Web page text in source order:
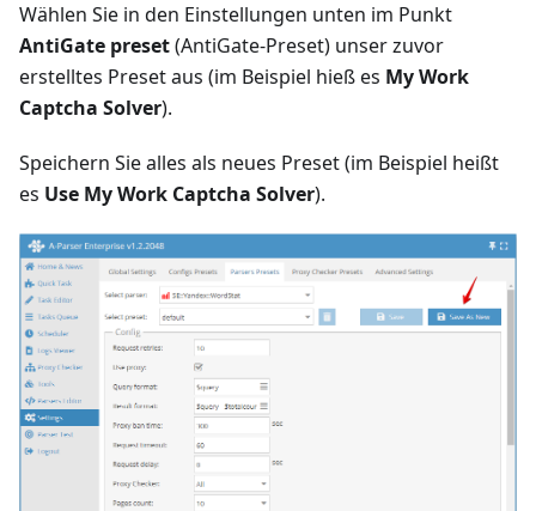
Wählen Sie in den Einstellungen unten im Punkt
AntiGate preset(AntiGate-Preset) unser zuvor
erstelltes Preset aus (im Beispiel hieß es My Work
Captcha Solver).
Speichern Sie alles als neues Preset (im Beispiel heißt
es Use My Work Captcha Solver).